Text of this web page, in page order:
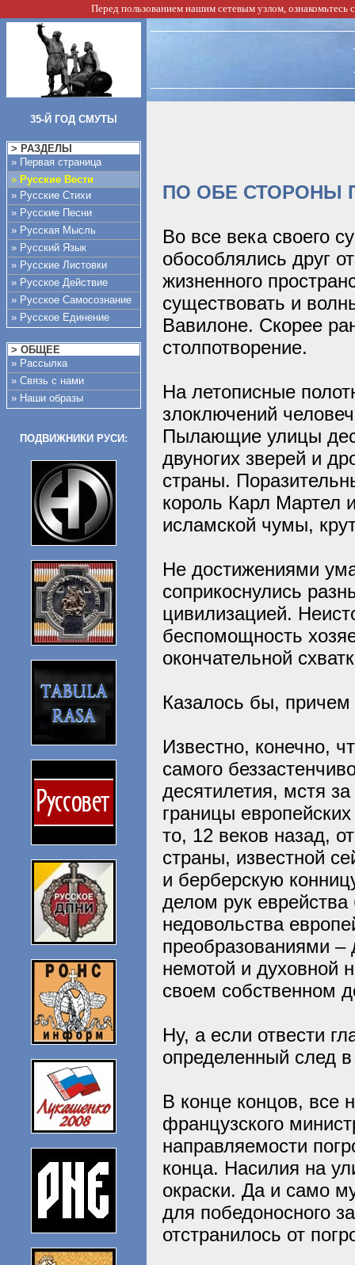
Перед пользованием нашим сетевым узлом, ознакомьтесь
35-Й ГОД СМУТЫ
> РАЗДЕЛЫ
» Первая страница
» Русские Вести
» Русские Стихи
» Русские Песни
» Русская Мысль
» Русский Язык
» Русские Листовки
» Русское Действие
» Русское Самосознание
» Русское Единение
> ОБЩЕЕ
» Рассылка
» Связь с нами
» Наши образы
ПОДВИЖНИКИ РУСИ:
ПО ОБЕ СТОРОНЫ
Во все века своего
обособлялись друг
жизненного
существовать и
Вавилоне. Скорее
столпотворение.
На летописные
злоключений
Пылающие улицы
двуногих зверей и
страны.
король Карл Мартел
исламской чумы,
Не достижениями
соприкоснулись
цивилизацией.
беспомощность
окончательной
Казалось бы, причем
Известно, конечно,
самого
десятилетия, мстя
границы
то, 12 веков назад,
страны, известной
и берберскую
делом рук
недовольства
преобразованиями –
немотой и духовной
своем собственном
Ну, а если отвести
определенный след
В конце концов, все
французского
направляемости
конца. Насилия на
окраски. Да и само
для победоносного
отстранилось от